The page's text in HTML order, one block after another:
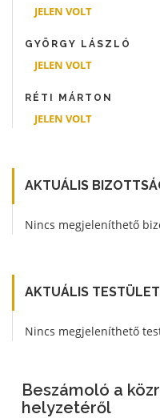
JELEN VOLT
GYÖRGY LÁSZLÓ
JELEN VOLT
RÉTI MÁRTON
JELEN VOLT
AKTUÁLIS
Nincs megjeleníthető
AKTUÁLIS
Nincs megjeleníthető
Beszámoló a
helyzetéről